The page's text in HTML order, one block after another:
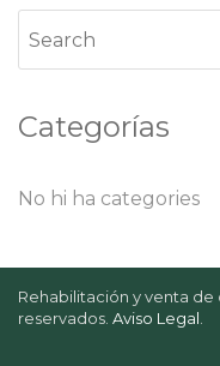
Categorías
No hi ha categories
Rehabilitación y venta de
reservados. Aviso Legal